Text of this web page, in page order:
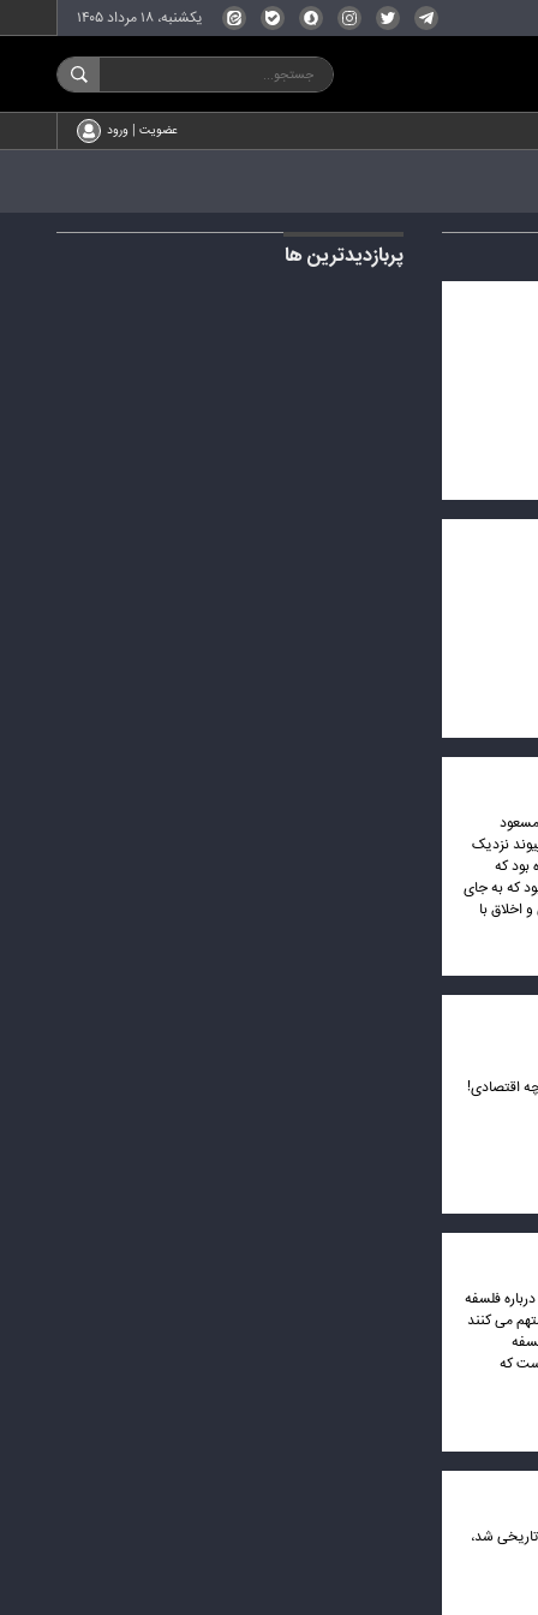
یکشنبه، ۱۸ مرداد ۱۴۰۵
عضویت | ورود
نزدیک
که
که به جای
با
اقتصادی!
فلسفه
می کنند
که
راهبرد «وفاق» واقعاً جواب داد و برای اولین بار در تاریخ ایران، سیاست رفع فیلترینگ اعمال شد. ۴ دی‌ماه ۱۴۰۳ تاریخی شد،
پربازدیدترین ها